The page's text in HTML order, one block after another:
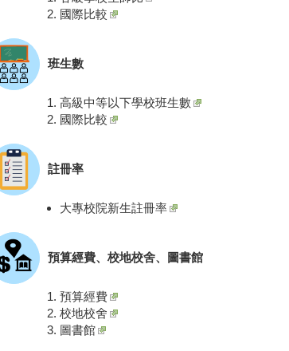
國際比較
班生數
高級中等以下學校班生數
國際比較
註冊率
大專校院新生註冊率
預算經費、校地校舍、圖書館
預算經費
校地校舍
圖書館